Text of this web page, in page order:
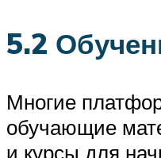
5.2
Многие
обучающие
и курсы для